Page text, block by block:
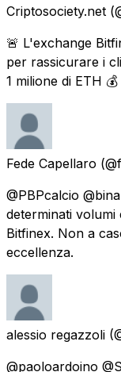
Criptosociety.net
🚨 L'exchange
per rassicurare i
1 milione di ETH 💰
Fede Capellaro
@PBPcalcio
determinati
Bitfinex. Non a
eccellenza.
alessio regazzoli
@paoloardoino